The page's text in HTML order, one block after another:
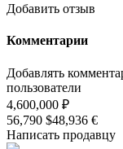
Добавить отзыв
Комментарии
Добавлять
пользователи
4,600,000 ₽
56,790 $48,936 €
Написать продавцу